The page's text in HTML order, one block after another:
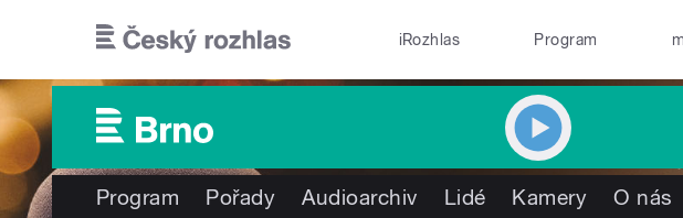
iRozhlas Program
Program Pořady Audioarchiv Lidé Kamery O nás